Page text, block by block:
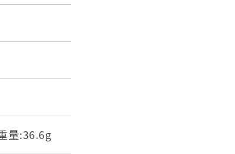
量:36.6g